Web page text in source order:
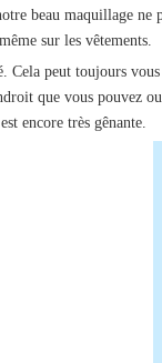
beau maquillage
sur les vêtements.
Cela peut toujours
que vous pouvez
encore très gênante.